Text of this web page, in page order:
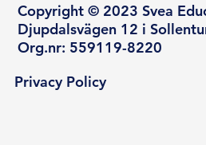
Copyright © 2023 Svea
Djupdalsvägen 12 i
Org.nr: 559119-8220
Privacy Policy